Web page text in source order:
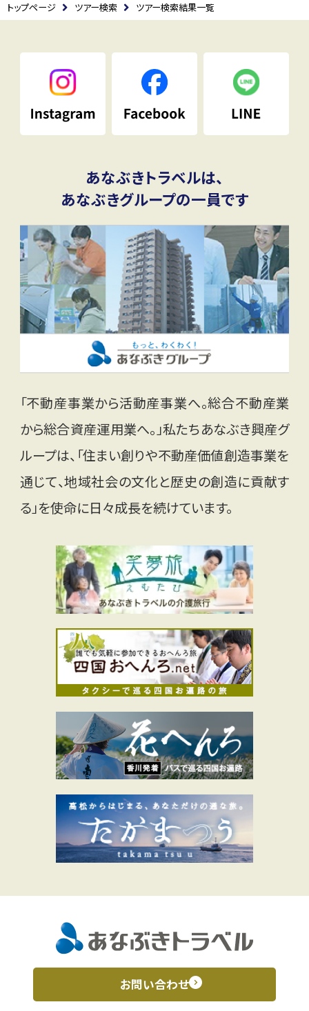
トップページ ツアー検索 ツアー検索結果一覧
あなぶきトラベルは、
あなぶきグループの一員です
「不動産事業から活動産事業へ。総合不動産業
から総合資産運用業へ。」私たちあなぶき興産グ
ループは、「住まい創りや不動産価値創造事業を
通じて、地域社会の文化と歴史の創造に貢献す
る」を使命に日々成長を続けています。
お問い合わせ